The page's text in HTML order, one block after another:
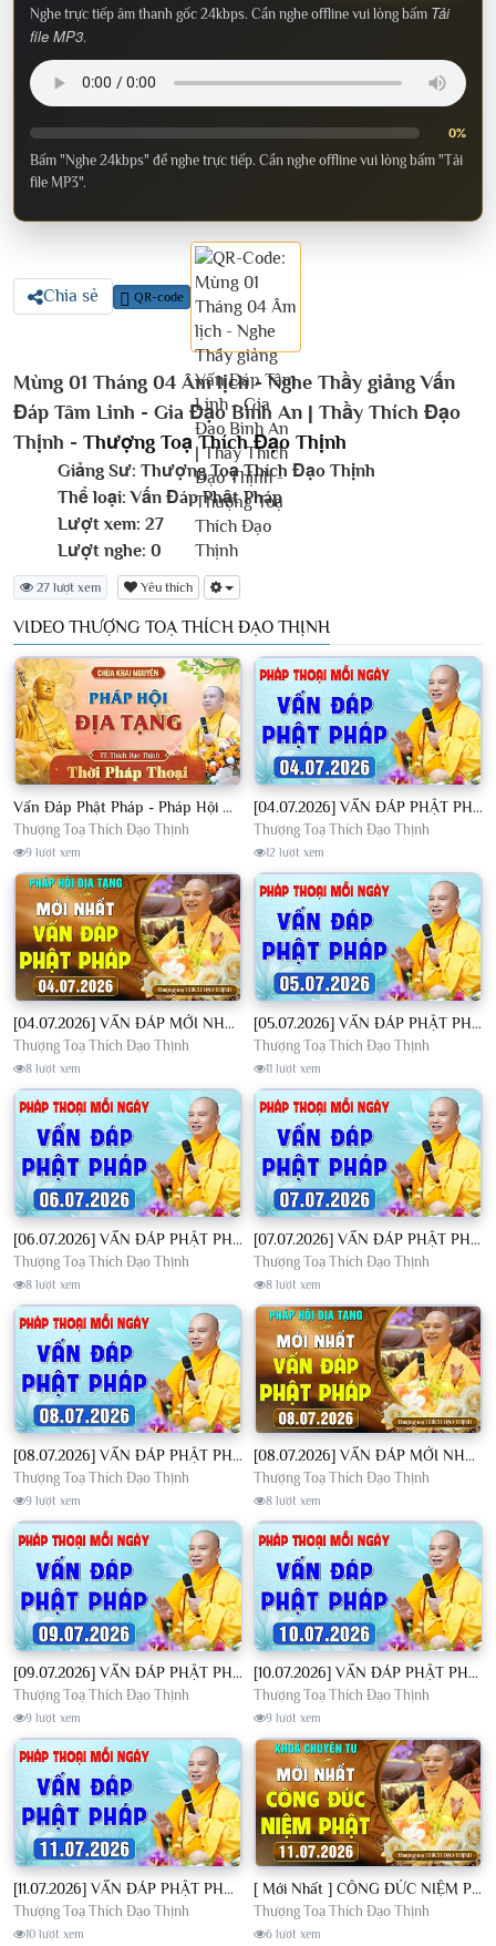
Nghe trực tiếp âm thanh gốc 24kbps. Cần nghe offline vui lòng bấm Tải
file MP3.
0%
Bấm "Nghe 24kbps" để nghe trực tiếp. Cần nghe offline vui lòng bấm "Tải
file MP3".
Chia sẻ QR-code
Mùng 01 Tháng 04 Âm lịch - Nghe Thầy giảng Vấn
Đáp Tâm Linh - Gia Đạo Bình An | Thầy Thích Đạo
Thịnh - Thượng Toạ Thích Đạo Thịnh
Giảng Sư: Thượng Toạ Thích Đạo Thịnh
Thể loại: Vấn Đáp Phật Pháp
Lượt xem: 27
Lượt nghe: 0
27 lượt xem Yêu thích
VIDEO THƯỢNG TOẠ THÍCH ĐẠO THỊNH
Vấn Đáp Phật Pháp - Pháp Hội Địa Tạng Ngày 01/08/2026│TT. Thích Đạo Thịnh
Thượng Toạ Thích Đạo Thịnh
9 lượt xem
[04.07.2026] VẤN ĐÁP PHẬT PHÁP - Nghe Thầy giảng Pháp mỗi ngày CÔNG ĐỨC VÔ LƯỢNG│TT. Thích Đạo Thịnh
Thượng Toạ Thích Đạo Thịnh
12 lượt xem
[04.07.2026] VẤN ĐÁP MỚI NHẤT - Pháp Hội Địa Tạng Chùa Khai Nguyên | TT. Thích Đạo Thịnh
Thượng Toạ Thích Đạo Thịnh
8 lượt xem
[05.07.2026] VẤN ĐÁP PHẬT PHÁP - Nghe Thầy giảng Pháp mỗi ngày CÔNG ĐỨC VÔ LƯỢNG│TT. Thích Đạo Thịnh
Thượng Toạ Thích Đạo Thịnh
11 lượt xem
[06.07.2026] VẤN ĐÁP PHẬT PHÁP - Nghe Thầy giảng Pháp mỗi ngày CÔNG ĐỨC VÔ LƯỢNG│TT. Thích Đạo Thịnh
Thượng Toạ Thích Đạo Thịnh
8 lượt xem
[07.07.2026] VẤN ĐÁP PHẬT PHÁP - Nghe Thầy giảng Pháp mỗi ngày CÔNG ĐỨC VÔ LƯỢNG│TT. Thích Đạo Thịnh
Thượng Toạ Thích Đạo Thịnh
8 lượt xem
[08.07.2026] VẤN ĐÁP PHẬT PHÁP - Nghe Thầy giảng Pháp mỗi ngày CÔNG ĐỨC VÔ LƯỢNG│TT. Thích Đạo Thịnh
Thượng Toạ Thích Đạo Thịnh
9 lượt xem
[08.07.2026] VẤN ĐÁP MỚI NHẤT - Pháp Hội Địa Tạng Chùa Khai Nguyên | TT. Thích Đạo Thịnh
Thượng Toạ Thích Đạo Thịnh
8 lượt xem
[09.07.2026] VẤN ĐÁP PHẬT PHÁP - Nghe Thầy giảng Pháp mỗi ngày CÔNG ĐỨC VÔ LƯỢNG│TT. Thích Đạo Thịnh
Thượng Toạ Thích Đạo Thịnh
9 lượt xem
[10.07.2026] VẤN ĐÁP PHẬT PHÁP - Nghe Thầy giảng Pháp mỗi ngày CÔNG ĐỨC VÔ LƯỢNG│TT. Thích Đạo Thịnh
Thượng Toạ Thích Đạo Thịnh
9 lượt xem
[11.07.2026] VẤN ĐÁP PHẬT PHÁP - Nghe Thầy giảng Pháp mỗi ngày CÔNG ĐỨC VÔ LƯỢNG│TT. Thích Đạo Thịnh
Thượng Toạ Thích Đạo Thịnh
10 lượt xem
[ Mới Nhất ] CÔNG ĐỨC NIỆM PHẬT - Khoá Chuyên Tu Chùa Khai Nguyên 11/07/2026 | TT. Thích Đạo Thịnh
Thượng Toạ Thích Đạo Thịnh
6 lượt xem